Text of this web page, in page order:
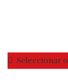
Seleccionar